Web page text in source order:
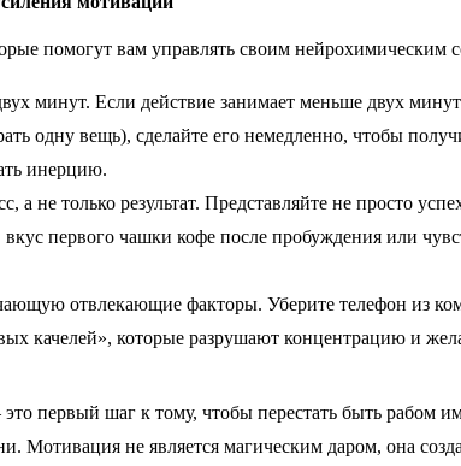
помогут вам управлять своим нейрохимическим
минут. Если действие занимает меньше двух
одну вещь), сделайте его немедленно, чтобы
инерцию.
а не только результат. Представляйте не просто
первого чашки кофе после пробуждения или
отвлекающие факторы. Уберите телефон из
качелей», которые разрушают концентрацию и
первый шаг к тому, чтобы перестать быть рабом
Мотивация не является магическим даром, она